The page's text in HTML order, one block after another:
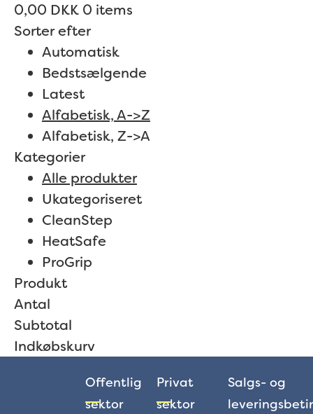
0,00 DKK 0 items
Sorter efter
Automatisk
Bedstsælgende
Latest
Alfabetisk, A->Z
Alfabetisk, Z->A
Kategorier
Alle produkter
Ukategoriseret
CleanStep
HeatSafe
ProGrip
Produkt
Antal
Subtotal
Indkøbskurv
Offentlig
sektor
Privat
sektor
Salgs- og